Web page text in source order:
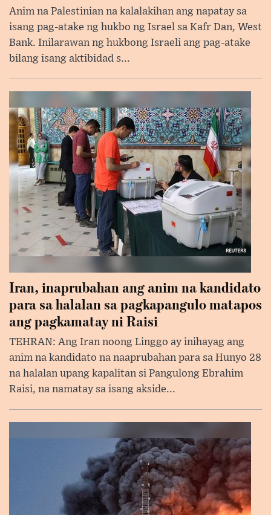
Anim na Palestinian na kalalakihan ang napatay sa
isang pag-atake ng hukbo ng Israel sa Kafr Dan, West
Bank. Inilarawan ng hukbong Israeli ang pag-atake
bilang isang aktibidad s...
Iran, inaprubahan ang anim na kandidato
para sa halalan sa pagkapangulo matapos
ang pagkamatay ni Raisi
TEHRAN: Ang Iran noong Linggo ay inihayag ang
anim na kandidato na naaprubahan para sa Hunyo 28
na halalan upang kapalitan si Pangulong Ebrahim
Raisi, na namatay sa isang akside...